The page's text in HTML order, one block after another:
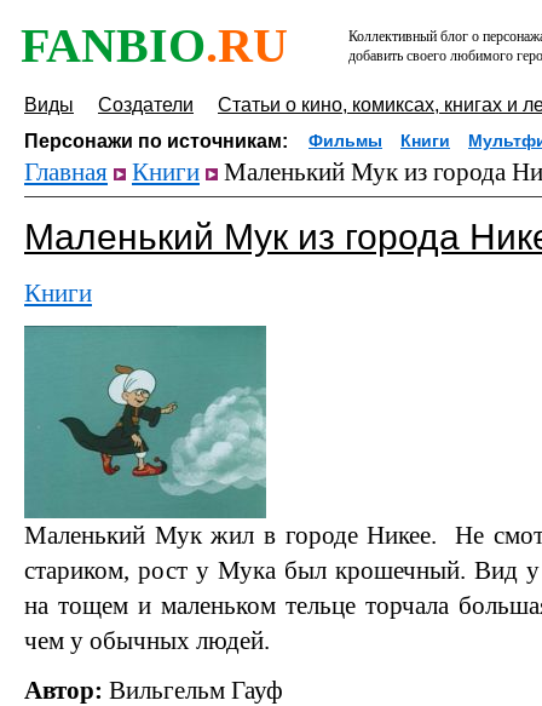
FANBIO.RU
Коллективный блог о
добавить своего любимого
Виды Создатели
Статьи о кино, комиксах, книгах и
Персонажи по источникам:
Фильмы Книги
Главная Книги Маленький Мук из города
Маленький Мук из города
Книги
Маленький Мук жил в городе Никее. Не
стариком, рост у Мука был крошечный. Вид
на тощем и маленьком тельце торчала
чем у обычных людей.
Автор: Вильгельм Гауф